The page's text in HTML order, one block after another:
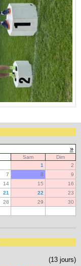
»
Sam
Dim
1
2
7 8
9
14 15
16
21 22
23
28 29
30
(13 jours)